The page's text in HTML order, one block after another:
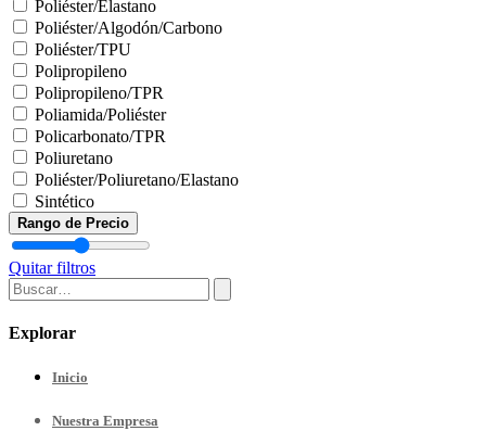
Poliéster/Elastano
Poliéster/Algodón/Carbono
Poliéster/TPU
Polipropileno
Polipropileno/TPR
Poliamida/Poliéster
Policarbonato/TPR
Poliuretano
Poliéster/Poliuretano/Elastano
Sintético
Rango de Precio
Quitar filtros
Explorar
Inicio
Nuestra Empresa